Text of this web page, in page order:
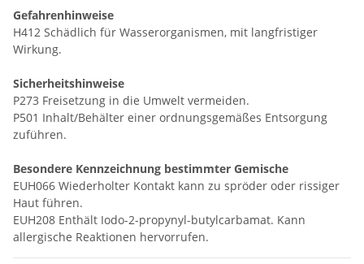
Gefahrenhinweise
H412 Schädlich für Wasserorganismen, mit langfristiger
Wirkung.
Sicherheitshinweise
P273 Freisetzung in die Umwelt vermeiden.
P501 Inhalt/Behälter einer ordnungsgemäßes Entsorgung
zuführen.
Besondere Kennzeichnung bestimmter Gemische
EUH066 Wiederholter Kontakt kann zu spröder oder rissiger
Haut führen.
EUH208 Enthält Iodo-2-propynyl-butylcarbamat. Kann
allergische Reaktionen hervorrufen.